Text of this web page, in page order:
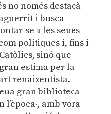
no només destacà
i busca-
se a les seues
polítiques i, fins i
sinó que
estima per la
renaixentista.
gran biblioteca –
, amb vora